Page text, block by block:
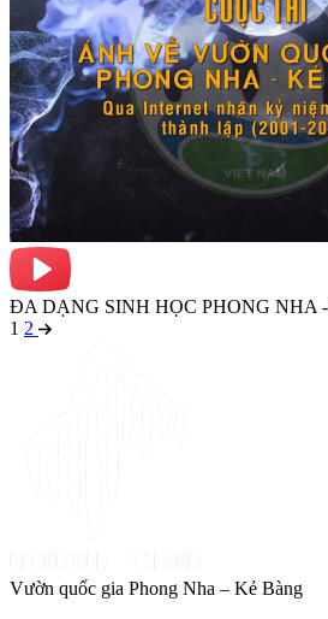
ĐA DẠNG SINH HỌC PHONG NHA
1 2
Vườn quốc gia Phong Nha – Kẻ Bàng